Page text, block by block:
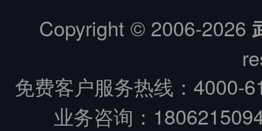
Copyright © 2006-2026
免费客户服务热线： 4000-
业务咨询：